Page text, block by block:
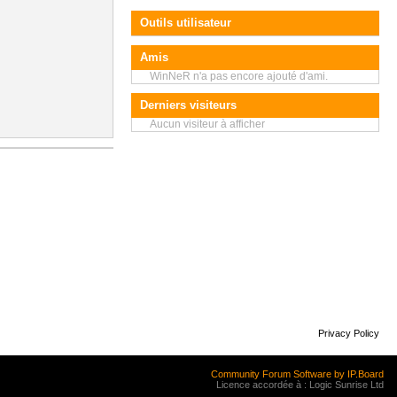
Outils utilisateur
Amis
WinNeR n'a pas encore ajouté d'ami.
Derniers visiteurs
Aucun visiteur à afficher
Privacy Policy
Community Forum Software by IP.Board
Licence accordée à : Logic Sunrise Ltd